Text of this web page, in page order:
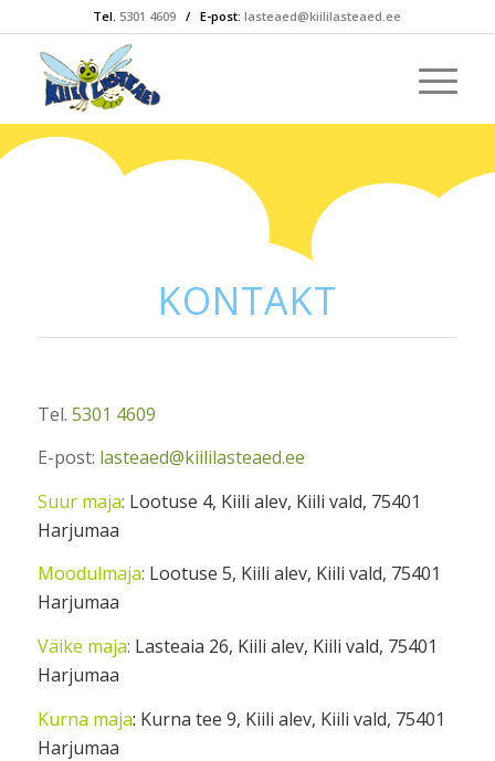
Tel. 5301 4609 / E-post:lasteaed@kiililasteaed.ee
KONTAKT
Tel. 5301 4609
E-post: lasteaed@kiililasteaed.ee
Suur maja: Lootuse 4, Kiili alev, Kiili vald, 75401
Harjumaa
Moodulmaja: Lootuse 5, Kiili alev, Kiili vald, 75401
Harjumaa
Väike maja: Lasteaia 26, Kiili alev, Kiili vald, 75401
Harjumaa
Kurna maja: Kurna tee 9, Kiili alev, Kiili vald, 75401
Harjumaa